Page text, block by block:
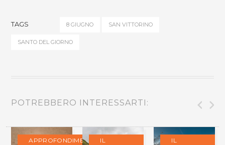
TAGS 8 GIUGNO SAN VITTORINO
SANTO DEL GIORNO
POTREBBERO INTERESSARTI:
APPROFONDIMENTI
IL
IL